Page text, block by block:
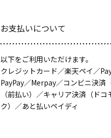
お支払いについて
以下をご利用いただけます。
クレジットカード／楽天ペイ／
PayPay／Merpay／コンビニ決済
（前払い）／キャリア決済（ド
ク）／あと払いペイディ